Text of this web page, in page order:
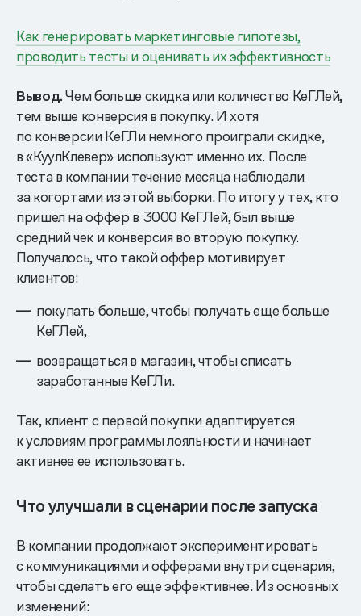
Как генерировать маркетинговые гипотезы,
проводить тесты и оценивать их эффективность
Вывод.Чем больше скидка или количество КеГЛей,
тем выше конверсия в покупку. И хотя
по конверсии КеГЛи немного проиграли скидке,
в «КуулКлевер» используют именно их. После
теста в компании течение месяца наблюдали
за когортами из этой выборки. По итогу у тех, кто
пришел на оффер в 3000 КеГЛей, был выше
средний чек и конверсия во вторую покупку.
Получалось, что такой оффер мотивирует
клиентов:
покупать больше, чтобы получать еще больше
КеГЛей,
возвращаться в магазин, чтобы списать
заработанные КеГЛи.
Так, клиент с первой покупки адаптируется
к условиям программы лояльности и начинает
активнее ее использовать.
Что улучшали в сценарии после запуска
В компании продолжают экспериментировать
с коммуникациями и офферами внутри сценария,
чтобы сделать его еще эффективнее. Из основных
изменений: